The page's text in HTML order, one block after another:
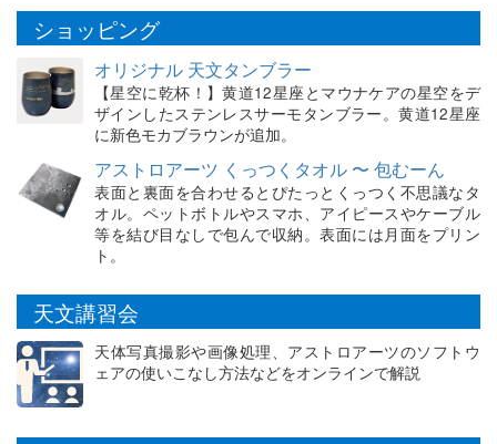
ショッピング
オリジナル 天文タンブラー
【星空に乾杯！】黄道12星座とマウナケアの星空をデ
ザインしたステンレスサーモタンブラー。黄道12星座
に新色モカブラウンが追加。
アストロアーツ くっつくタオル 〜 包むーん
表面と裏面を合わせるとぴたっとくっつく不思議なタ
オル。ペットボトルやスマホ、アイピースやケーブル
等を結び目なしで包んで収納。表面には月面をプリン
ト。
天文講習会
天体写真撮影や画像処理、アストロアーツのソフトウ
ェアの使いこなし方法などをオンラインで解説